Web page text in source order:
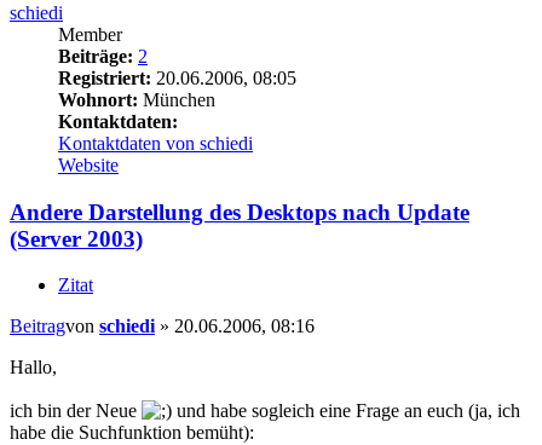
schiedi
Member
Beiträge: 2
Registriert: 20.06.2006, 08:05
Wohnort: München
Kontaktdaten:
Kontaktdaten von schiedi
Website
Andere Darstellung des Desktops nach Update
(Server 2003)
Zitat
Beitragvon schiedi » 20.06.2006, 08:16
Hallo,
ich bin der Neue
und habe sogleich eine Frage an euch (ja, ich
habe die Suchfunktion bemüht):